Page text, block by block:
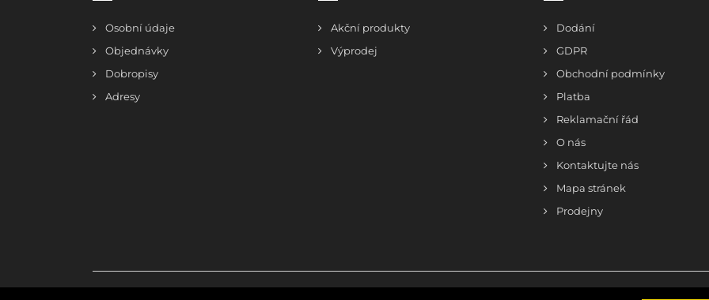
Osobní údaje
Objednávky
Dobropisy
Adresy
Akční produkty
Výprodej
Dodání
GDPR
Obchodní podmínky
Platba
Reklamační řád
O nás
Kontaktujte nás
Mapa stránek
Prodejny